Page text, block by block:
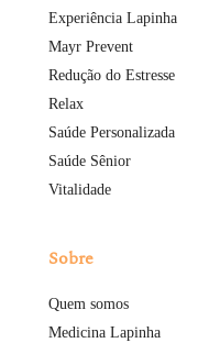
Experiência Lapinha
Mayr Prevent
Redução do Estresse
Relax
Saúde Personalizada
Saúde Sênior
Vitalidade
Sobre
Quem somos
Medicina Lapinha